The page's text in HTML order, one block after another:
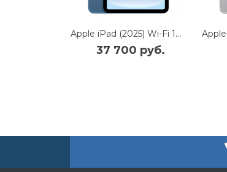
Apple iPad (2025) Wi-Fi 128Gb (Blue)
37 700 руб.